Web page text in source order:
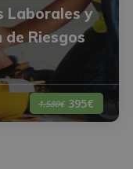
Laborales y
de Riesgos
1.580€ 395€